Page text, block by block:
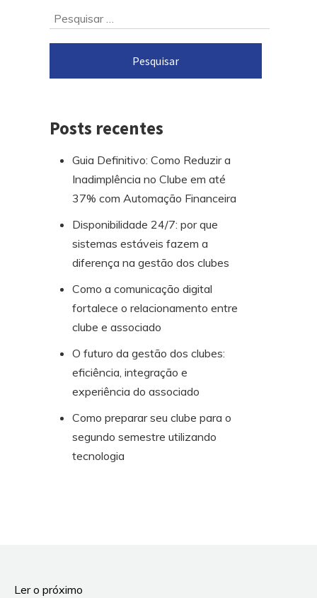
Pesquisar
Posts recentes
Guia Definitivo: Como Reduzir a
Inadimplência no Clube em até
37% com Automação Financeira
Disponibilidade 24/7: por que
sistemas estáveis fazem a
diferença na gestão dos clubes
Como a comunicação digital
fortalece o relacionamento entre
clube e associado
O futuro da gestão dos clubes:
eficiência, integração e
experiência do associado
Como preparar seu clube para o
segundo semestre utilizando
tecnologia
Ler o próximo